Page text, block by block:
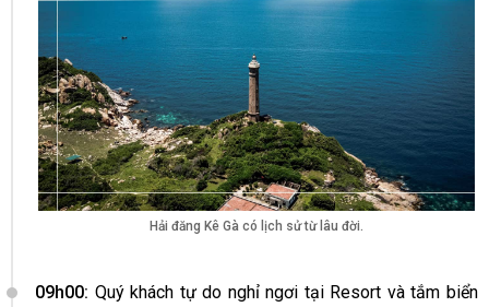
Hải đăng Kê Gà có lịch sử từ lâu đời.
09h00: Quý khách tự do nghỉ ngơi tại Resort và tắm biển